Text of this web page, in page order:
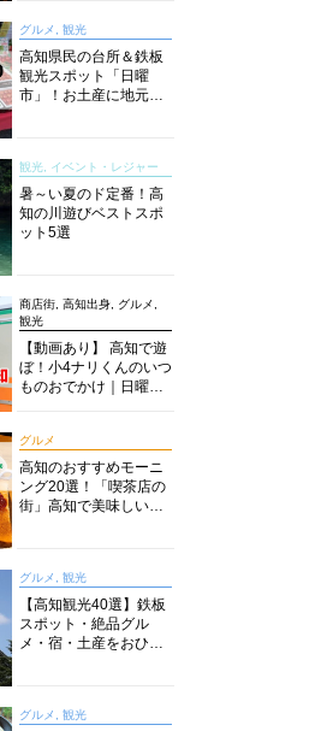
グルメ, 観光
高知県民の台所＆鉄板
観光スポット「日曜
市」！お土産に地元野
説！
観光, イベント・レジャー
暑～い夏のド定番！高
知の川遊びベストスポ
ット5選
商店街, 高知出身, グルメ,
観光
【動画あり】 高知で遊
ぼ！小4ナリくんのいつ
ものおでかけ｜日曜市
グルメ
高知のおすすめモーニ
ング20選！「喫茶店の
街」高知で美味しい喫
グルメ, 観光
【高知観光40選】鉄板
スポット・絶品グル
メ・宿・土産をおひと
グルメ, 観光